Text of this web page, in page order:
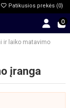
Patikusios prekės (0)
0
ir laiko matavimo
įranga